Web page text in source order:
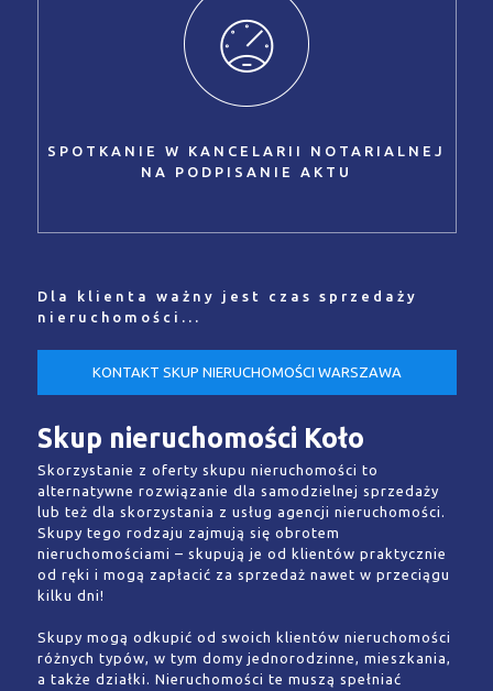
SPOTKANIE W KANCELARII NOTARIALNEJ
NA PODPISANIE AKTU
Dla klienta ważny jest czas sprzedaży
nieruchomości...
KONTAKT SKUP NIERUCHOMOŚCI WARSZAWA
Skup nieruchomości Koło
Skorzystanie z oferty skupu nieruchomości to
alternatywne rozwiązanie dla samodzielnej sprzedaży
lub też dla skorzystania z usług agencji nieruchomości.
Skupy tego rodzaju zajmują się obrotem
nieruchomościami – skupują je od klientów praktycznie
od ręki i mogą zapłacić za sprzedaż nawet w przeciągu
kilku dni!
Skupy mogą odkupić od swoich klientów nieruchomości
różnych typów, w tym domy jednorodzinne, mieszkania,
a także działki. Nieruchomości te muszą spełniać